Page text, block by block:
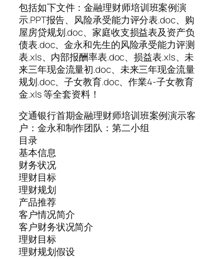
包括如下文件：金融理财师培训班案例演
示.PPT报告、风险承受能力评分表.doc、购
屋房贷规划.doc、家庭收支损益表及资产负
债表.doc、金永和先生的风险承受能力评测
表.xls、内部报酬率表.doc、损益表.xls、未
来三年现金流量初.doc、未来三年现金流量
规划.doc、子女教育.doc、作業4-子女教育
金.xls 等全套资料！
交通银行首期金融理财师培训班案例演示客
户：金永和制作团队：第二小组
目录
基本信息
财务状况
理财目标
理财规划
产品推荐
客户情况简介
客户财务状况简介
理财目标
理财规划假设